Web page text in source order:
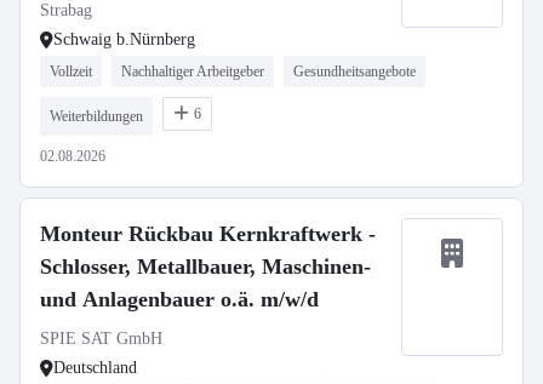
Strabag
Schwaig b.Nürnberg
Vollzeit Nachhaltiger Arbeitgeber Gesundheitsangebote
Weiterbildungen 6
02.08.2026
Monteur Rückbau Kernkraftwerk -
Schlosser, Metallbauer, Maschinen-
und Anlagenbauer o.ä. m/w/d
SPIE SAT GmbH
Deutschland